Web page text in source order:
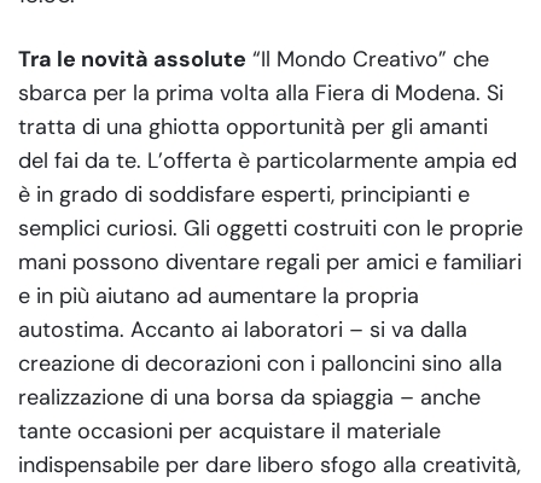
Tra le novità assolute “Il Mondo Creativo” che
sbarca per la prima volta alla Fiera di Modena. Si
tratta di una ghiotta opportunità per gli amanti
del fai da te. L’offerta è particolarmente ampia ed
è in grado di soddisfare esperti, principianti e
semplici curiosi. Gli oggetti costruiti con le proprie
mani possono diventare regali per amici e familiari
e in più aiutano ad aumentare la propria
autostima. Accanto ai laboratori – si va dalla
creazione di decorazioni con i palloncini sino alla
realizzazione di una borsa da spiaggia – anche
tante occasioni per acquistare il materiale
indispensabile per dare libero sfogo alla creatività,